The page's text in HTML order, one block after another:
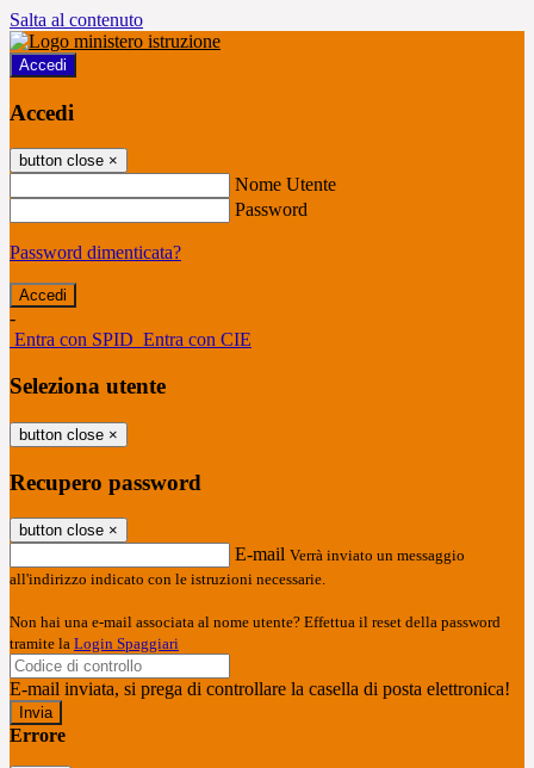
Salta al contenuto
Accedi
Accedi
button close ×
Nome Utente
Password
Password dimenticata?
-
Entra con SPID Entra con CIE
Seleziona utente
button close ×
Recupero password
button close ×
E-mail Verrà inviato un messaggio
all'indirizzo indicato con le istruzioni necessarie.
Non hai una e-mail associata al nome utente? Effettua il reset della password
tramite la Login Spaggiari
E-mail inviata, si prega di controllare la casella di posta elettronica!
Errore